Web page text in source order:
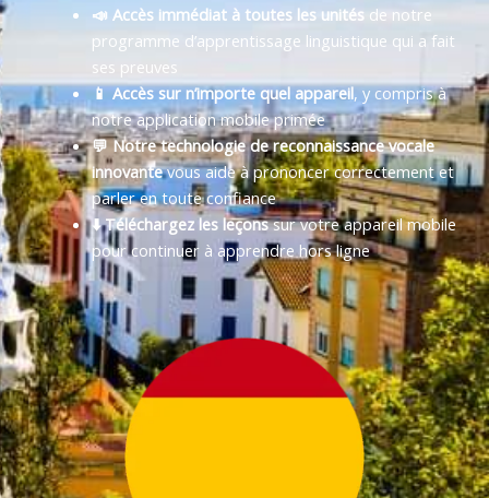
📣 Accès immédiat à toutes les unitésde notre
programme d’apprentissage linguistique qui a fait
ses preuves
📱 Accès sur n’importe quel appareil, y compris à
notre application mobile primée
💬 Notre technologie de reconnaissance vocale
innovantevous aide à prononcer correctement et
parler en toute confiance
⬇️ Téléchargez les leçonssur votre appareil mobile
pour continuer à apprendre hors ligne